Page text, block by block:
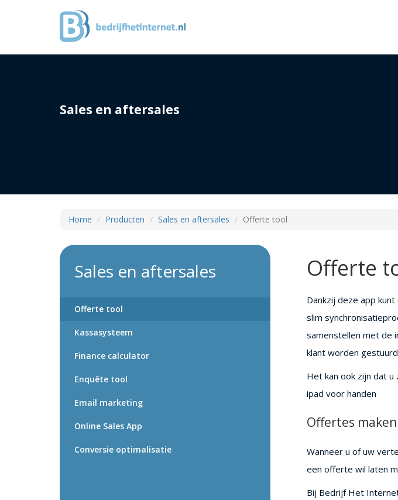
Sales en aftersales
Home Producten Sales en aftersales Offerte tool
Sales en aftersales
Offerte tool
Kassasysteem
Finance calculator
Enquête tool
Email marketing
Online Sales App
Conversie optimalisatie
Offerte
Dankzij deze app
slim
samenstellen met de
klant worden
Het kan ook zijn dat
ipad voor handen
Offertes
Wanneer u of uw
een offerte wil laten
Bij Bedrijf Het